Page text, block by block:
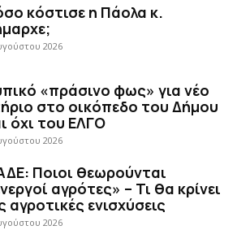
κόστισε η Πάολα κ.
2026
«πράσινο φως» για νέο
στο οικόπεδο του Δήμου
όχι του ΕΛΓΟ
2026
Ποιοι θεωρούνται
αγρότες» – Τι θα κρίνει
αγροτικές ενισχύσεις
2026